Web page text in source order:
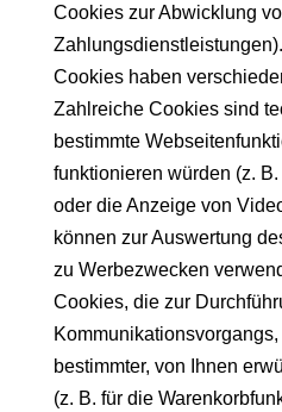
Cookies zur Abwicklung
Zahlungsdienstleistungen).
Cookies haben
Zahlreiche Cookies sind
bestimmte
funktionieren würden (z.
oder die Anzeige von
können zur Auswertung
zu Werbezwecken
Cookies, die zur
bestimmter, von Ihnen
(z. B. für die